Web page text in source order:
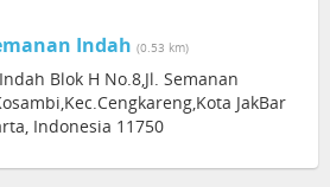
Indah (0.53 km)
Blok H No.8,Jl. Semanan
JakBar
Indonesia 11750